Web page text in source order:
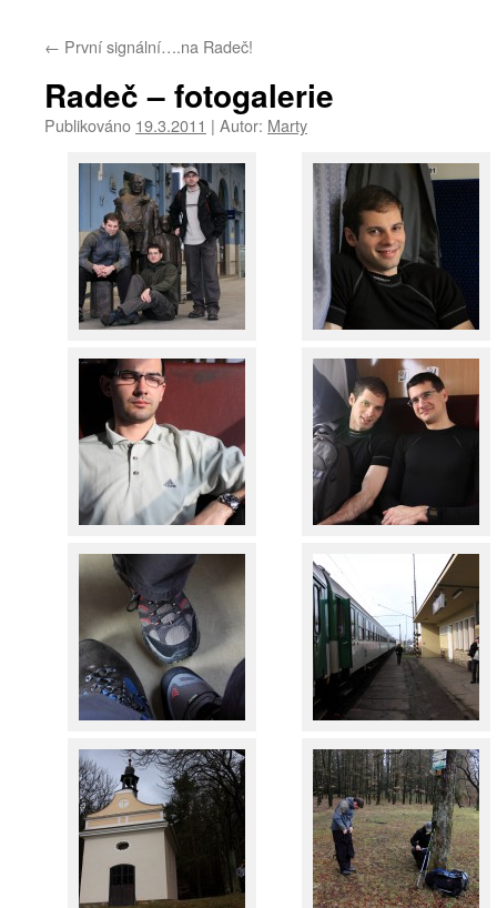
← První signální….na Radeč!
Radeč – fotogalerie
Publikováno 19.3.2011 | Autor: Marty